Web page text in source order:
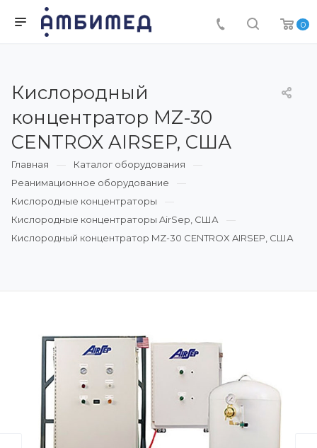
0
Кислородный
концентратор MZ-30
CENTROX AIRSEP, США
Главная
Каталог оборудования
Реанимационное оборудование
Кислородные концентраторы
Кислородные концентраторы AirSep, США
Кислородный концентратор MZ-30 CENTROX AIRSEP, США